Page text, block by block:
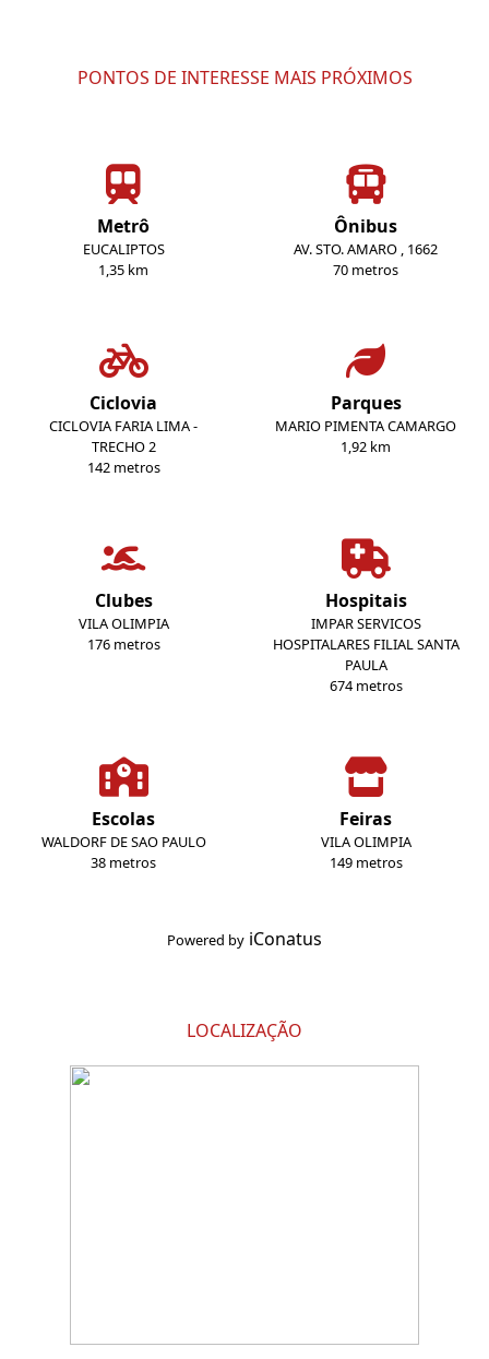
PONTOS DE INTERESSE MAIS PRÓXIMOS
Metrô
EUCALIPTOS
1,35 km
Ônibus
AV. STO. AMARO , 1662
70 metros
Ciclovia
CICLOVIA FARIA LIMA -
TRECHO 2
142 metros
Parques
MARIO PIMENTA CAMARGO
1,92 km
Clubes
VILA OLIMPIA
176 metros
Hospitais
IMPAR SERVICOS
HOSPITALARES FILIAL SANTA
PAULA
674 metros
Escolas
WALDORF DE SAO PAULO
38 metros
Feiras
VILA OLIMPIA
149 metros
Powered by iConatus
LOCALIZAÇÃO